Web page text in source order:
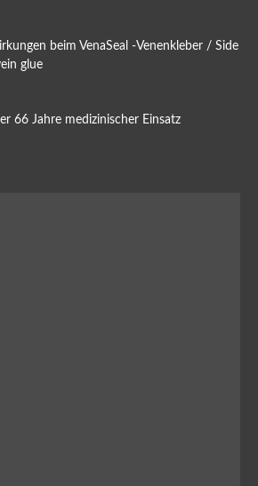
beim VenaSeal -Venenkleber / Side
glue
66 Jahre medizinischer Einsatz